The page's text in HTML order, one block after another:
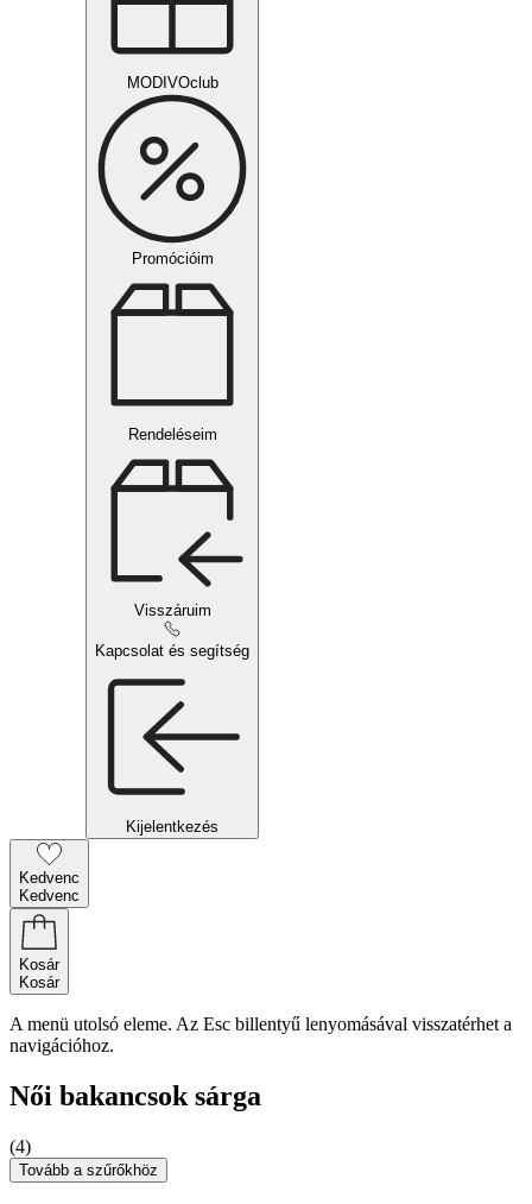
MODIVOclub
Promócióim
Rendeléseim
Visszáruim
Kapcsolat és segítség
Kijelentkezés
Kedvenc
Kedvenc
Kosár
Kosár
A menü utolsó eleme. Az Esc billentyű lenyomásával visszatérhet a
navigációhoz.
Női bakancsok sárga
(4)
Tovább a szűrőkhöz